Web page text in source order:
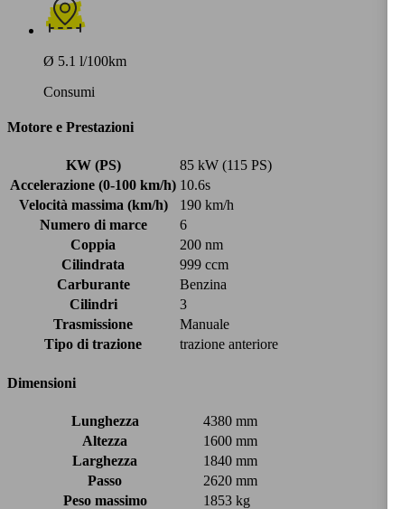
Ø 5.1 l/100km
Consumi
Motore e Prestazioni
KW (PS)
85 kW (115 PS)
Accelerazione (0-100 km/h) 10.6s
Velocità massima (km/h)
190 km/h
Numero di marce
6
Coppia
200 nm
Cilindrata
999 ccm
Carburante
Benzina
Cilindri
3
Trasmissione
Manuale
Tipo di trazione
trazione anteriore
Dimensioni
Lunghezza
4380 mm
Altezza
1600 mm
Larghezza
1840 mm
Passo
2620 mm
Peso massimo
1853 kg